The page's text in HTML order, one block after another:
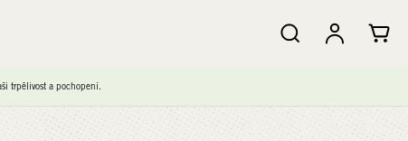
trpělivost a pochopení.